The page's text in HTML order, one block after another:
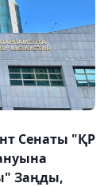
Сенаты "ҚР
Заңды,